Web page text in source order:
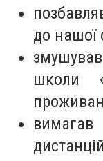
до нашої
школи